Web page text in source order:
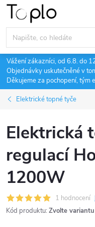
Přejít
obsah
Vážení zákazníci, od 6.8. do
Objednávky uskutečněné v
Děkujeme za pochopení, tým
Elektrické topné tyče
Elektrická
regulací
1200W
1 hodnocení
Kód produktu: Zvolte variantu